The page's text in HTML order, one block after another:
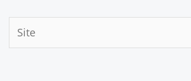
Site